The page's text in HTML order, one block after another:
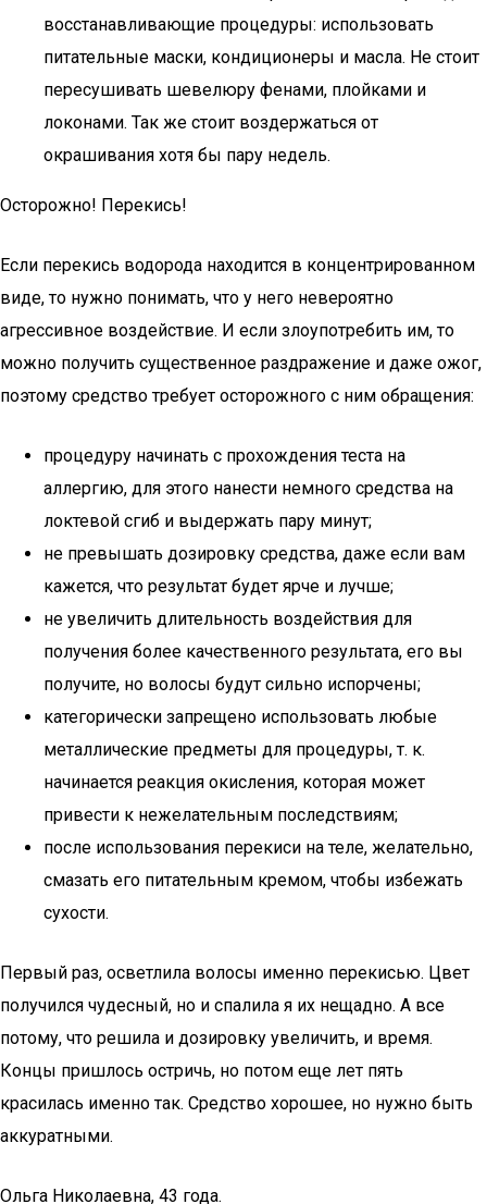
восстанавливающие процедуры: использовать
питательные маски, кондиционеры и масла. Не стоит
пересушивать шевелюру фенами, плойками и
локонами. Так же стоит воздержаться от
окрашивания хотя бы пару недель.
Осторожно! Перекись!
Если перекись водорода находится в концентрированном
виде, то нужно понимать, что у него невероятно
агрессивное воздействие. И если злоупотребить им, то
можно получить существенное раздражение и даже ожог,
поэтому средство требует осторожного с ним обращения:
процедуру начинать с прохождения теста на
аллергию, для этого нанести немного средства на
локтевой сгиб и выдержать пару минут;
не превышать дозировку средства, даже если вам
кажется, что результат будет ярче и лучше;
не увеличить длительность воздействия для
получения более качественного результата, его вы
получите, но волосы будут сильно испорчены;
категорически запрещено использовать любые
металлические предметы для процедуры, т. к.
начинается реакция окисления, которая может
привести к нежелательным последствиям;
после использования перекиси на теле, желательно,
смазать его питательным кремом, чтобы избежать
сухости.
Первый раз, осветлила волосы именно перекисью. Цвет
получился чудесный, но и спалила я их нещадно. А все
потому, что решила и дозировку увеличить, и время.
Концы пришлось остричь, но потом еще лет пять
красилась именно так. Средство хорошее, но нужно быть
аккуратными.
Ольга Николаевна, 43 года.